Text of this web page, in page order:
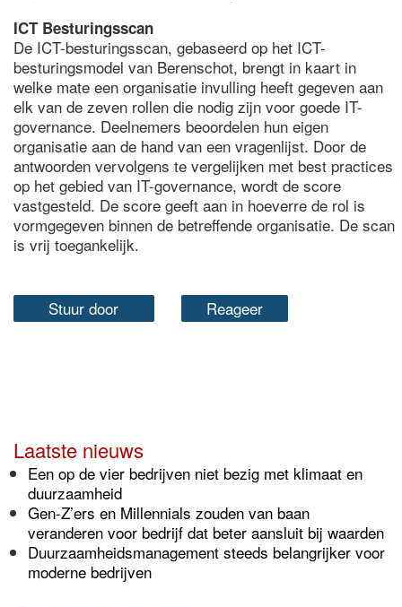
ICT Besturingsscan
De ICT-besturingsscan, gebaseerd op het ICT-
besturingsmodel van Berenschot, brengt in kaart in
welke mate een organisatie invulling heeft gegeven aan
elk van de zeven rollen die nodig zijn voor goede IT-
governance. Deelnemers beoordelen hun eigen
organisatie aan de hand van een vragenlijst. Door de
antwoorden vervolgens te vergelijken met best practices
op het gebied van IT-governance, wordt de score
vastgesteld. De score geeft aan in hoeverre de rol is
vormgegeven binnen de betreffende organisatie. De scan
is vrij toegankelijk.
Stuur door Reageer
Laatste nieuws
Een op de vier bedrijven niet bezig met klimaat en
duurzaamheid
Gen-Z’ers en Millennials zouden van baan
veranderen voor bedrijf dat beter aansluit bij waarden
Duurzaamheidsmanagement steeds belangrijker voor
moderne bedrijven